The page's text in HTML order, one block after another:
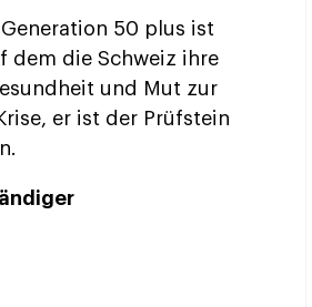
50 plus ist
dem die Schweiz ihre
und Mut zur
er ist der Prüfstein